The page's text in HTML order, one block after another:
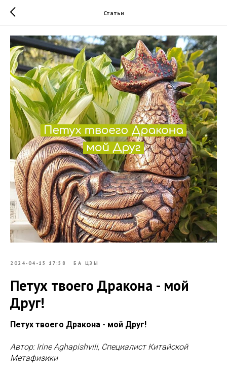
Статьи
2024-04-15 17:58 БА ЦЗЫ
Петух твоего Дракона - мой
Друг!
Петух твоего Дракона - мой Друг!
Автор: Irine Aghapishvili, Специалист Китайской
Метафизики